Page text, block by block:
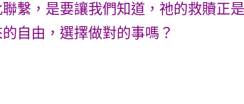
繫，是要讓我們知道，祂的救贖正
自由，選擇做對的事嗎？